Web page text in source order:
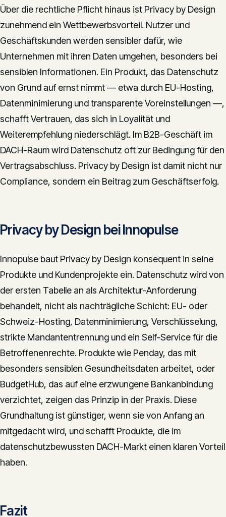
Über die rechtliche Pflicht hinaus ist Privacy by Design
zunehmend ein Wettbewerbsvorteil. Nutzer und
Geschäftskunden werden sensibler dafür, wie
Unternehmen mit ihren Daten umgehen, besonders bei
sensiblen Informationen. Ein Produkt, das Datenschutz
von Grund auf ernst nimmt — etwa durch EU-Hosting,
Datenminimierung und transparente Voreinstellungen —,
schafft Vertrauen, das sich in Loyalität und
Weiterempfehlung niederschlägt. Im B2B-Geschäft im
DACH-Raum wird Datenschutz oft zur Bedingung für den
Vertragsabschluss. Privacy by Design ist damit nicht nur
Compliance, sondern ein Beitrag zum Geschäftserfolg.
Privacy by Design bei Innopulse
Innopulse baut Privacy by Design konsequent in seine
Produkte und Kundenprojekte ein. Datenschutz wird von
der ersten Tabelle an als Architektur-Anforderung
behandelt, nicht als nachträgliche Schicht: EU- oder
Schweiz-Hosting, Datenminimierung, Verschlüsselung,
strikte Mandantentrennung und ein Self-Service für die
Betroffenenrechte. Produkte wie Penday, das mit
besonders sensiblen Gesundheitsdaten arbeitet, oder
BudgetHub, das auf eine erzwungene Bankanbindung
verzichtet, zeigen das Prinzip in der Praxis. Diese
Grundhaltung ist günstiger, wenn sie von Anfang an
mitgedacht wird, und schafft Produkte, die im
datenschutzbewussten DACH-Markt einen klaren Vorteil
haben.
Fazit